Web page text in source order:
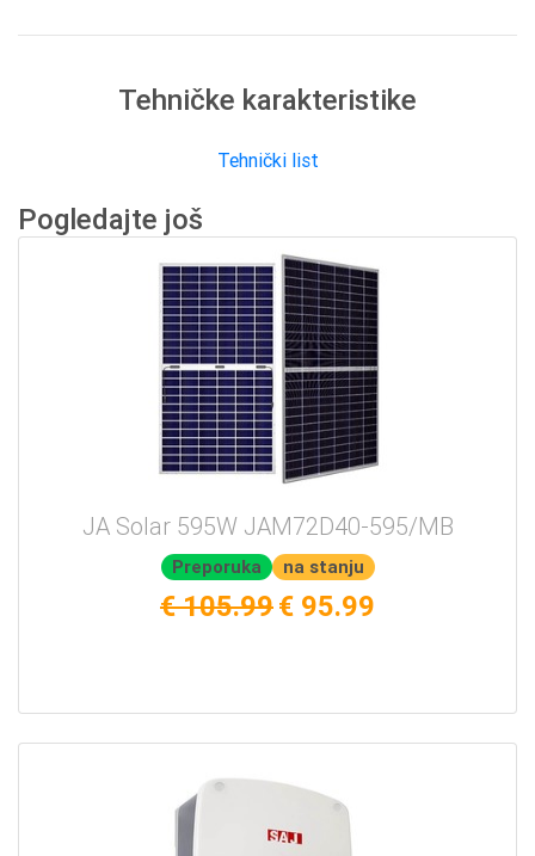
Tehničke karakteristike
Tehnički list
Pogledajte još
JA Solar 595W JAM72D40-595/MB
Preporuka na stanju
€ 105.99€ 95.99